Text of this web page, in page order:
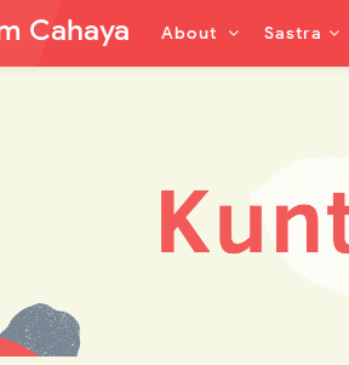
Cahaya About Sastra